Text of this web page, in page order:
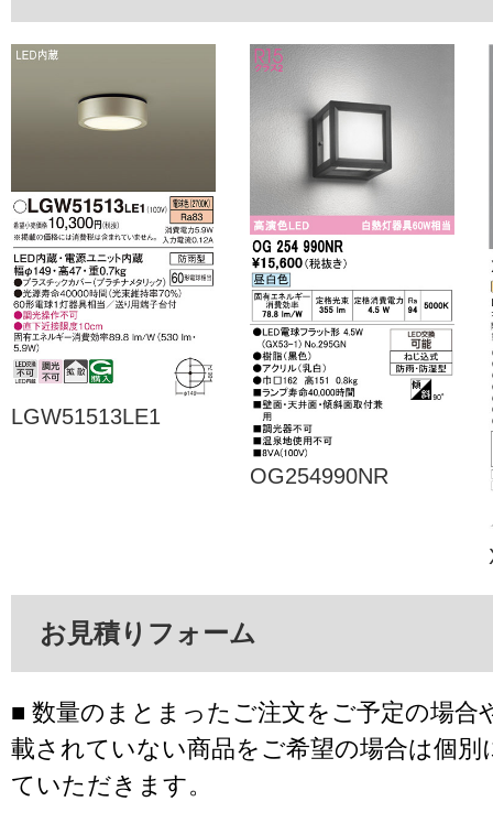
LGW51513LE1
OG254990NR
お見積りフォーム
■ 数量のまとまったご注文をご予定の場合
載されていない商品をご希望の場合は個別
ていただきます。